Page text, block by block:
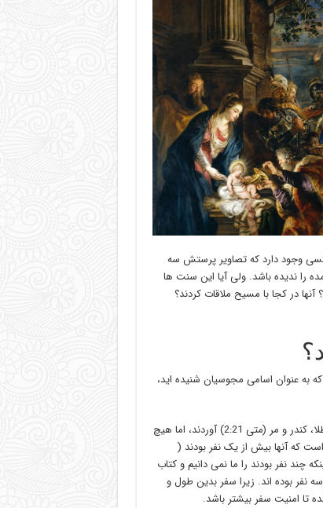
وجود دارد که تصاویر پرستش سه
را ندیده باشد. ولی آیا این سنت ها
در کجا با مسیح ملاقات کردند؟
عنوان اسامی مجوسیان شنیده اید،
درباره تعدادشان باید گفت که اگرچه کتاب مقدس می گوید که آنها سه هدیه طلا، کندر و مر (متی 2:21) آوردند، اما هیچ
که آنها بیش از یک نفر بودند (
نفر بودند را ما نمی دانیم و کتاب
بوده اند. زیرا سفر بدین طول و
تا امنیت سفر بیشتر باشد.